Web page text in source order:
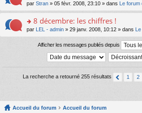
nt
pl
u
ré
c
n
le
pl
u
g
e
n
n
ré
e
a
g
e
lu
c
er
le
m
e
o
le
pl
o
n
ult
er
s
a
par Stran » 05 févr. 2008, 23:10 » dans Le
o
n
e
a
g
8 décembre: les chiffres !
par LEL - admin » 29 janv. 2008, 10:12 » dans
Afficher les messages publiés depuis
La recherche a retourné 255 résultats 1 2
Accueil du forum Accueil du forum